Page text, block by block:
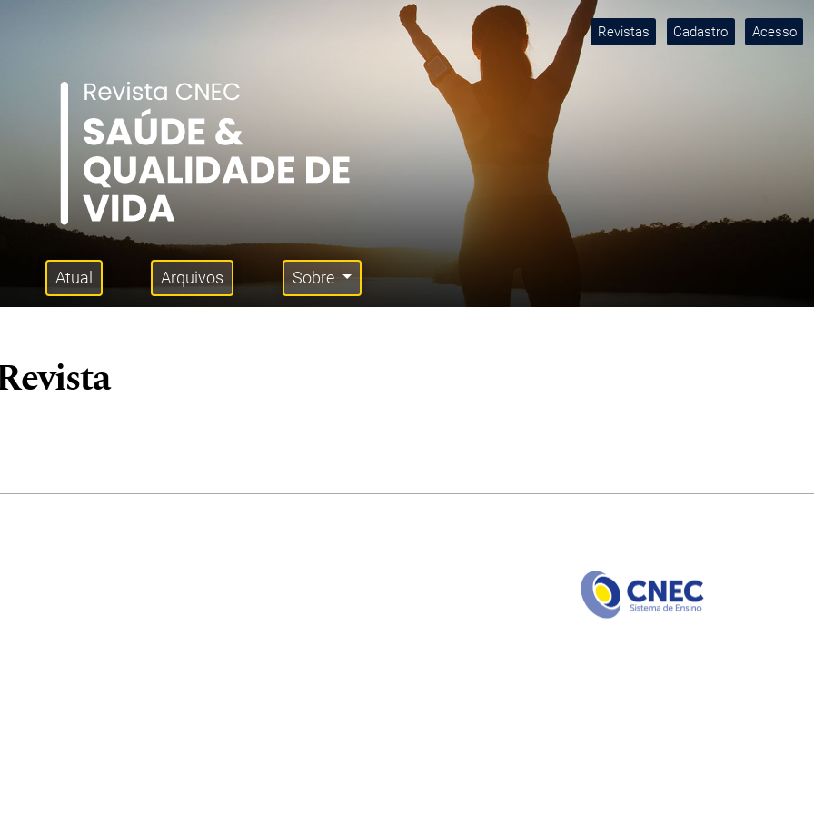
Revistas Cadastro Acesso
Atual Arquivos Sobre